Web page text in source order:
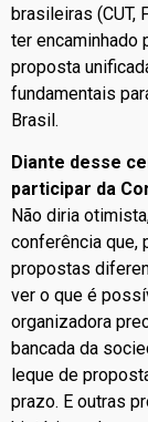
brasileiras (CUT,
ter encaminhado
proposta
fundamentais
Brasil.
Diante desse
participar da
Não diria
conferência que,
propostas
ver o que é
organizadora
bancada da
leque de
prazo. E outras